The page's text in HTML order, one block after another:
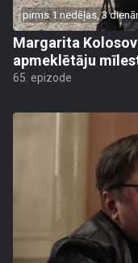
pirms 1 nedēļas, 3
Margarita
apmeklētāju
65. epizode